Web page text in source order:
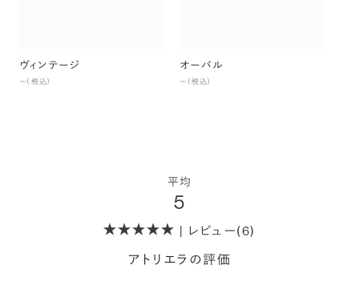
ヴィンテージ
〜（税込）
オーバル
〜（税込）
平均
5
| レビュー(6)
アトリエラの評価